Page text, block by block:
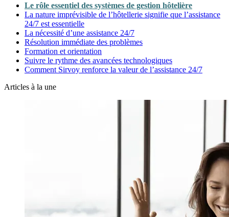
Le rôle essentiel des systèmes de gestion hôtelière
La nature imprévisible de l’hôtellerie signifie que l’assistance
24/7 est essentielle
La nécessité d’une assistance 24/7
Résolution immédiate des problèmes
Formation et orientation
Suivre le rythme des avancées technologiques
Comment Sirvoy renforce la valeur de l’assistance 24/7
Articles à la une